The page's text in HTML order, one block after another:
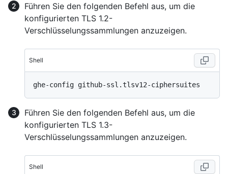
Führen Sie den folgenden Befehl aus, um die
konfigurierten TLS 1.2-
Verschlüsselungssammlungen anzuzeigen.
Shell
Führen Sie den folgenden Befehl aus, um die
konfigurierten TLS 1.3-
Verschlüsselungssammlungen anzuzeigen.
Shell